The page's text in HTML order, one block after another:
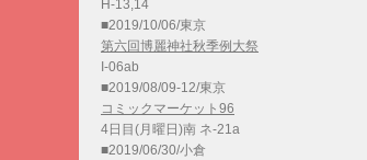
H-13,14
■2019/10/06/東京
第六回博麗神社秋季例大祭
I-06ab
■2019/08/09-12/東京
コミックマーケット96
4日目(月曜日)南 ネ-21a
■2019/06/30/小倉